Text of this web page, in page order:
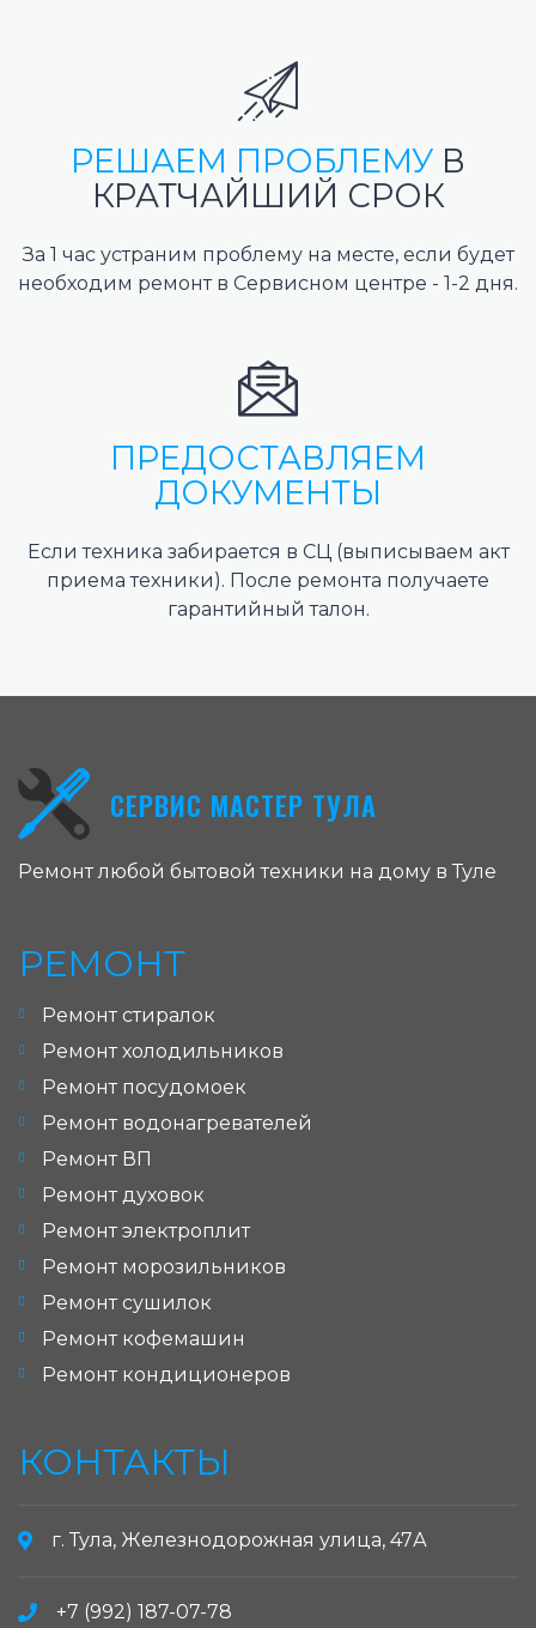
РЕШАЕМ ПРОБЛЕМУ В
КРАТЧАЙШИЙ СРОК
За 1 час устраним проблему на месте, если будет
необходим ремонт в Сервисном центре - 1-2 дня.
ПРЕДОСТАВЛЯЕМ
ДОКУМЕНТЫ
Если техника забирается в СЦ (выписываем акт
приема техники). После ремонта получаете
гарантийный талон.
СЕРВИС МАСТЕР ТУЛА
Ремонт любой бытовой техники на дому в Туле
РЕМОНТ
Ремонт стиралок
Ремонт холодильников
Ремонт посудомоек
Ремонт водонагревателей
Ремонт ВП
Ремонт духовок
Ремонт электроплит
Ремонт морозильников
Ремонт сушилок
Ремонт кофемашин
Ремонт кондиционеров
КОНТАКТЫ
г. Тула, Железнодорожная улица, 47А
+7 (992) 187-07-78